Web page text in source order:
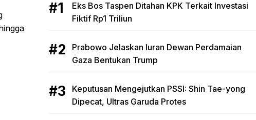
Eks Bos Taspen Ditahan KPK Terkait Investasi
Fiktif Rp1 Triliun
Prabowo Jelaskan Iuran Dewan Perdamaian
Gaza Bentukan Trump
Keputusan Mengejutkan PSSI: Shin Tae-yong
Dipecat, Ultras Garuda Protes